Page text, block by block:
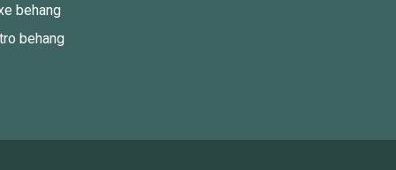
behang
behang